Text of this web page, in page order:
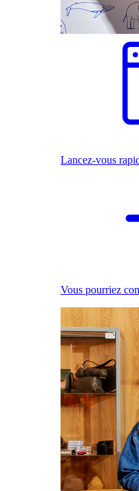
Lancez-vous
Vous pourriez